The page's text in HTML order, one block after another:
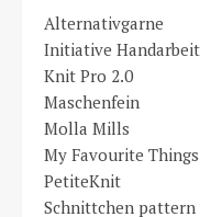
Alternativgarne
Initiative Handarbeit
Knit Pro 2.0
Maschenfein
Molla Mills
My Favourite Things
PetiteKnit
Schnittchen pattern